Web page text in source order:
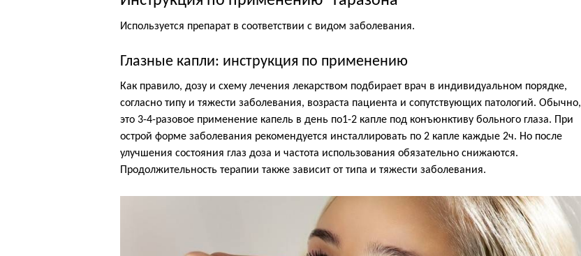
Используется препарат в соответствии с видом заболевания.
Глазные капли: инструкция по применению
Как правило, дозу и схему лечения лекарством подбирает врач в индивидуальном порядке,
согласно типу и тяжести заболевания, возраста пациента и сопутствующих патологий. Обычно,
это 3-4-разовое применение капель в день по1-2 капле под конъюнктиву больного глаза. При
острой форме заболевания рекомендуется инсталлировать по 2 капле каждые 2ч. Но после
улучшения состояния глаз доза и частота использования обязательно снижаются.
Продолжительность терапии также зависит от типа и тяжести заболевания.